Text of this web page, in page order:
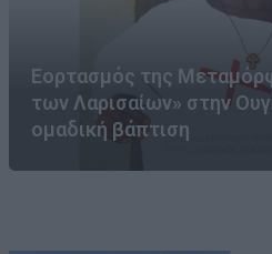
Εορτασμός της
των Λαρισαίων» στην
ομαδική βάπτιση